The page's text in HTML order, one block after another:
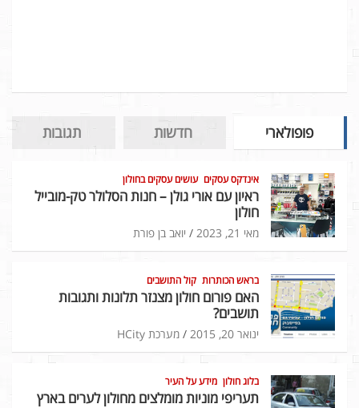
פופולארי חדשות תגובות
אינדקס עסקים עושים עסקים בחולון
ראיון עם אורי גולן – חנות הסלולר טק-מובייל
חולון
מאי 21, 2023 יואב בן פורת
בראש הכותרות קול התושבים
האם פורום חולון מצנזר תלונות ותגובות
תושבים?
ינואר 20, 2015 מערכת HCity
בלוג חולון מידע על העיר
תעריפי מוניות מומלצים מחולון לערים בארץ